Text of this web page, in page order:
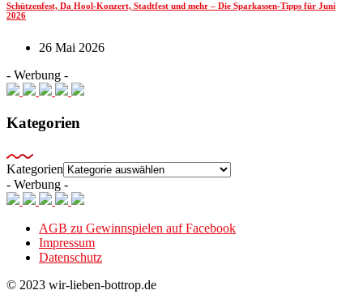
Schützenfest, Da Hool-Konzert, Stadtfest und mehr – Die Sparkassen-Tipps für Juni
2026
26 Mai 2026
- Werbung -
Kategorien
Kategorien
- Werbung -
AGB zu Gewinnspielen auf Facebook
Impressum
Datenschutz
© 2023 wir-lieben-bottrop.de